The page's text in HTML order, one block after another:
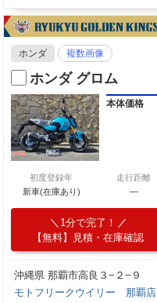
ホンダ 複数画像
ホンダ グロム
本体価格
初度登録年
新車(在庫あり)
走行距離
―
1分で完了！
【無料】見積・在庫確認
沖縄県 那覇市高良３−２−９
モトフリークウイリー 那覇店